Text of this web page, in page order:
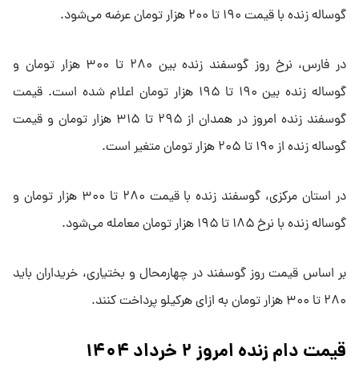
گوساله زنده با قیمت ۱۹۰ تا ۲۰۰ هزار تومان عرضه می‌شود.
در فارس، نرخ روز گوسفند زنده بین ۲۸۰ تا ۳۰۰ هزار تومان و
گوساله زنده بین ۱۹۰ تا ۱۹۵ هزار تومان اعلام شده است. قیمت
گوسفند زنده امروز در همدان از ۲۹۵ تا ۳۱۵ هزار تومان و قیمت
گوساله زنده از ۱۹۰ تا ۲۰۵ هزار تومان متغیر است.
در استان مرکزی، گوسفند زنده با قیمت ۲۸۰ تا ۳۰۰ هزار تومان و
گوساله زنده با نرخ ۱۸۵ تا ۱۹۵ هزار تومان معامله می‌شود.
بر اساس قیمت روز گوسفند در چهارمحال و بختیاری، خریداران باید
۲۸۰ تا ۳۰۰ هزار تومان به ازای هرکیلو پرداخت کنند.
قیمت دام زنده امروز ۲ خرداد ۱۴۰۴